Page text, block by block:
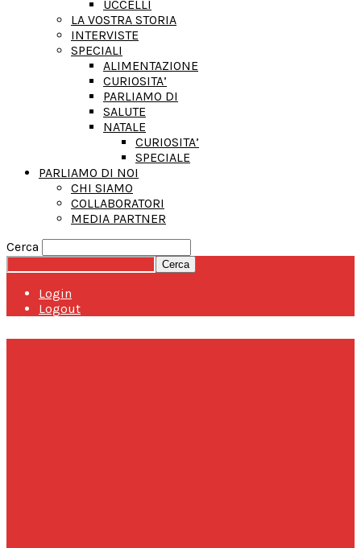
UCCELLI
LA VOSTRA STORIA
INTERVISTE
SPECIALI
ALIMENTAZIONE
CURIOSITA’
PARLIAMO DI
SALUTE
NATALE
CURIOSITA’
SPECIALE
PARLIAMO DI NOI
CHI SIAMO
COLLABORATORI
MEDIA PARTNER
Cerca
Login
Logout